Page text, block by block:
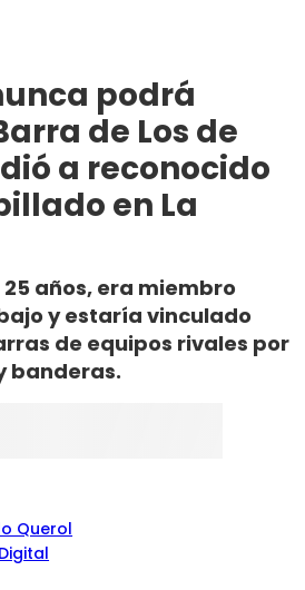
podrá
de Los de
a reconocido
en La
25 años, era miembro
y estaría vinculado
de equipos rivales por
banderas.
Querol